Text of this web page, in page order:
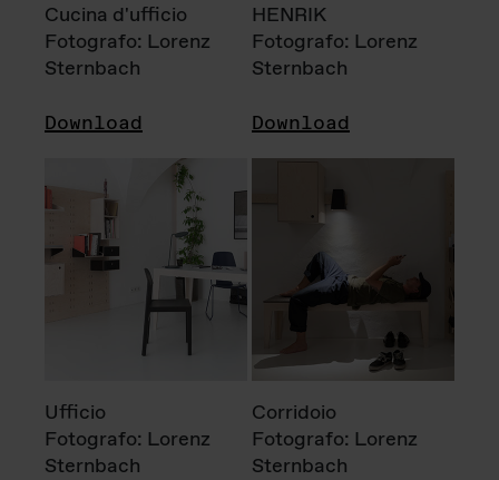
Cucina d'ufficio
Fotografo: Lorenz
Sternbach
Download
HENRIK
Fotografo: Lorenz
Sternbach
Download
Ufficio
Fotografo: Lorenz
Sternbach
Corridoio
Fotografo: Lorenz
Sternbach